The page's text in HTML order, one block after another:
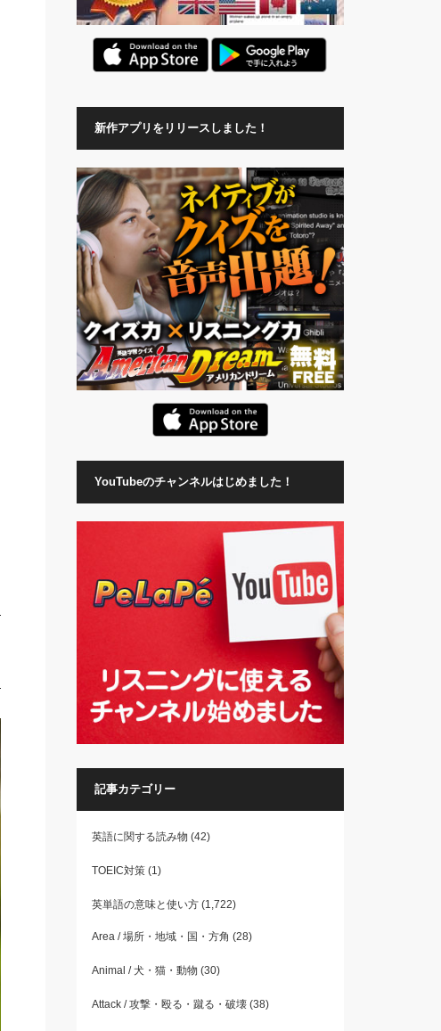
新作アプリをリリースしました！
YouTubeのチャンネルはじめました！
記事カテゴリー
英語に関する読み物 (42)
TOEIC対策(1)
英単語の意味と使い方(1,722)
Area / 場所・地域・国・方角 (28)
Animal / 犬・猫・動物 (30)
Attack / 攻撃・殴る・蹴る・破壊(38)